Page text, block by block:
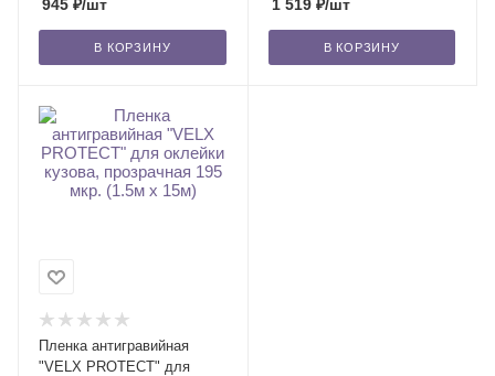
945 ₽/шт
В КОРЗИНУ
1 519₽/шт
В КОРЗИНУ
Пленка антигравийная
"VELX PROTECT" для